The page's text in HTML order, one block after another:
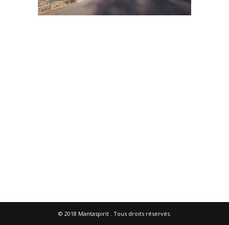
© 2018 Mantaspirit. Tous droits réservés.